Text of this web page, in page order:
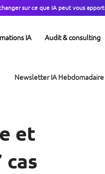
sur ce que IA peut vous
IA Audit & consulting
Newsletter IA Hebdomadaire
et